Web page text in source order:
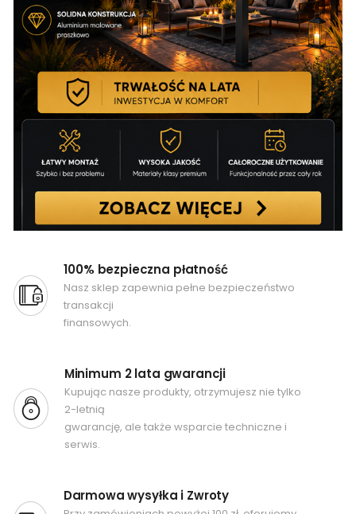
100% bezpieczna płatność
Nasz sklep zapewnia pełne bezpieczeństwo
transakcji
finansowych.
Minimum 2 lata gwarancji
Kupując nasze produkty, otrzymujesz nie tylko
2-letnią
gwarancję, ale także wsparcie techniczne i
serwis.
Darmowa wysyłka i Zwroty